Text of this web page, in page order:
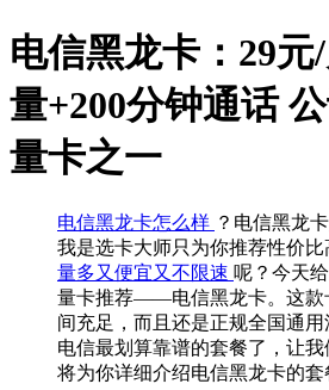
电信黑龙卡：29元
量+200分钟通话
量卡之一
电信黑龙卡怎么样 ？电信黑龙
我是选卡大师只为你推荐性价比
量多又便宜又不限速 呢？今天
量卡推荐——电信黑龙卡。这款
间充足，而且还是正规全国通
电信最划算靠谱的套餐了，让
将为你详细介绍电信黑龙卡的套